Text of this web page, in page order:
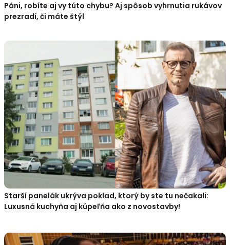
Páni, robíte aj vy túto chybu? Aj spôsob vyhrnutia rukávov
prezradí, či máte štýl
Starší panelák ukrýva poklad, ktorý by ste tu nečakali:
Luxusná kuchyňa aj kúpeľňa ako z novostavby!